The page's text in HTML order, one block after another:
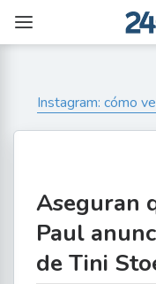
Instagram: cómo
Aseguran
Paul
de Tini